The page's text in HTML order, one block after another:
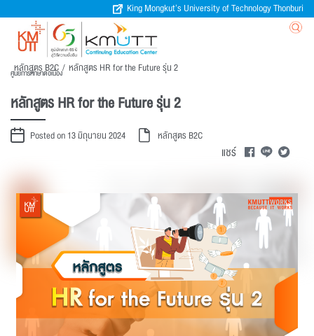
King Mongkut’s University of Technology Thonburi
ศูนย์การศึกษาต่อเนื่อง
หลักสูตร B2C / หลักสูตร HR for the Future รุ่น 2
หลักสูตร HR for the Future รุ่น 2
Posted on 13 มิถุนายน 2024 หลักสูตร B2C
แชร์